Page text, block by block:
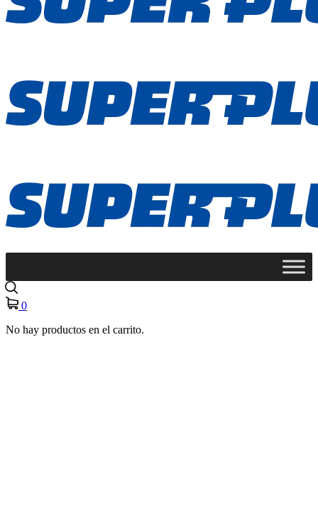
0
No hay productos en el carrito.